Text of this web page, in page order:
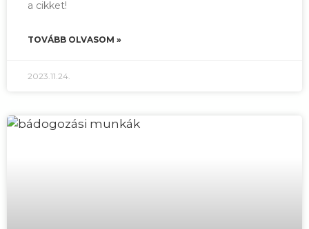
a cikket!
TOVÁBB OLVASOM »
2023.11.24.